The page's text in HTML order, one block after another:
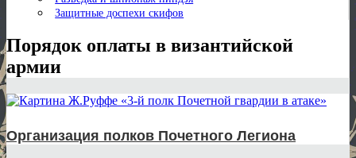
Защитные доспехи скифов
Порядок оплаты в византийской
армии
Организация полков Почетного Легиона